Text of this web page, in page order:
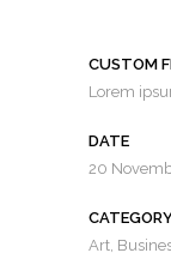
CUSTOM
Lorem
DATE
20
Art,